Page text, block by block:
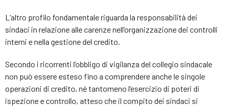
L’altro profilo fondamentale riguarda la responsabilità dei
sindaci in relazione alle carenze nell’organizzazione dei controlli
interni e nella gestione del credito.
Secondo i ricorrenti l’obbligo di vigilanza del collegio sindacale
non può essere esteso fino a comprendere anche le singole
operazioni di credito, né tantomeno l’esercizio di poteri di
ispezione e controllo, atteso che il compito dei sindaci si